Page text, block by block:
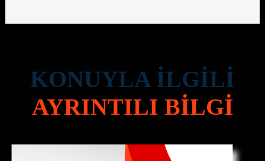
KONUYLA İLGİLİ
AYRINTILI BİLGİ